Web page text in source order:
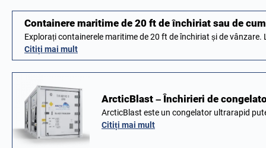
Containere maritime de 20 ft de închiriat sau de
Explorați containerele maritime de 20 ft de închiriat și de
Citiți mai mult
ArcticBlast – Închirieri de
ArcticBlast este un congelator ultrarapid
Citiți mai mult